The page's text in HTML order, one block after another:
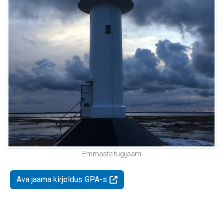
Emmaste tugijaam
Ava jaama kirjeldus GPA-s